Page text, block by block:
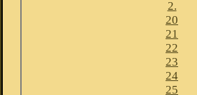
2.
20
21
22
23
24
25